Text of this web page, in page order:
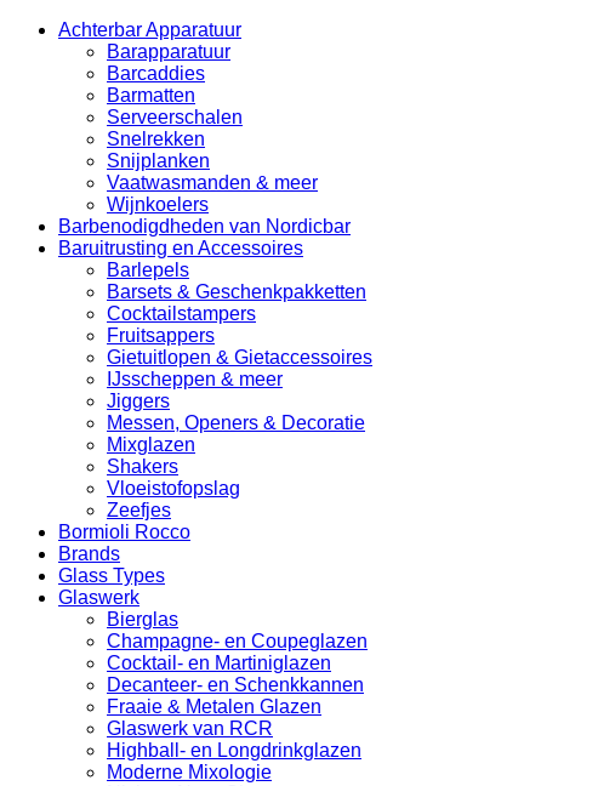
Achterbar Apparatuur
Barapparatuur
Barcaddies
Barmatten
Serveerschalen
Snelrekken
Snijplanken
Vaatwasmanden & meer
Wijnkoelers
Barbenodigdheden van Nordicbar
Baruitrusting en Accessoires
Barlepels
Barsets & Geschenkpakketten
Cocktailstampers
Fruitsappers
Gietuitlopen & Gietaccessoires
IJsscheppen & meer
Jiggers
Messen, Openers & Decoratie
Mixglazen
Shakers
Vloeistofopslag
Zeefjes
Bormioli Rocco
Brands
Glass Types
Glaswerk
Bierglas
Champagne- en Coupeglazen
Cocktail- en Martiniglazen
Decanteer- en Schenkkannen
Fraaie & Metalen Glazen
Glaswerk van RCR
Highball- en Longdrinkglazen
Moderne Mixologie